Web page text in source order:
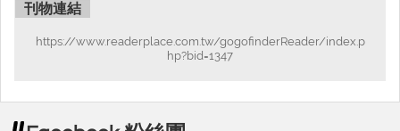
題點班:重點提示+法規說明+試題演練，幫助學員歸納
各科的重點架構，申論題型迎刃而解!!
▸老師們親自撰寫講義內容，導入地政士之精選考題，
學習完整無死角。
刊物連結
https://www.readerplace.com.tw/gogofinderReader/index.p
hp?bid=1347